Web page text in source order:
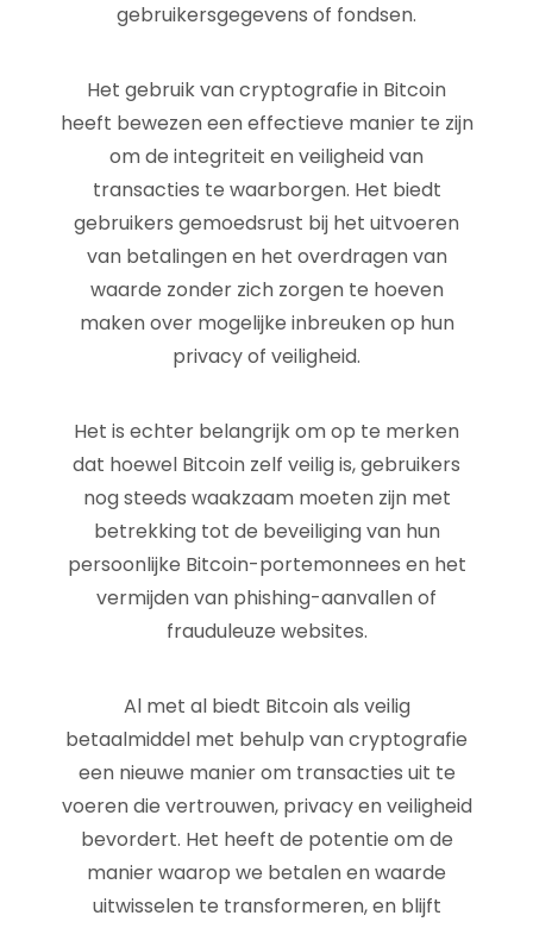
gebruikersgegevens of fondsen.
Het gebruik van cryptografie in Bitcoin
heeft bewezen een effectieve manier te zijn
om de integriteit en veiligheid van
transacties te waarborgen. Het biedt
gebruikers gemoedsrust bij het uitvoeren
van betalingen en het overdragen van
waarde zonder zich zorgen te hoeven
maken over mogelijke inbreuken op hun
privacy of veiligheid.
Het is echter belangrijk om op te merken
dat hoewel Bitcoin zelf veilig is, gebruikers
nog steeds waakzaam moeten zijn met
betrekking tot de beveiliging van hun
persoonlijke Bitcoin-portemonnees en het
vermijden van phishing-aanvallen of
frauduleuze websites.
Al met al biedt Bitcoin als veilig
betaalmiddel met behulp van cryptografie
een nieuwe manier om transacties uit te
voeren die vertrouwen, privacy en veiligheid
bevordert. Het heeft de potentie om de
manier waarop we betalen en waarde
uitwisselen te transformeren, en blijft